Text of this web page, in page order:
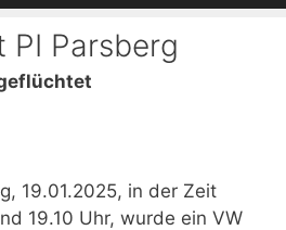
PI Parsberg
19.01.2025, in der Zeit
19.10 Uhr, wurde ein VW